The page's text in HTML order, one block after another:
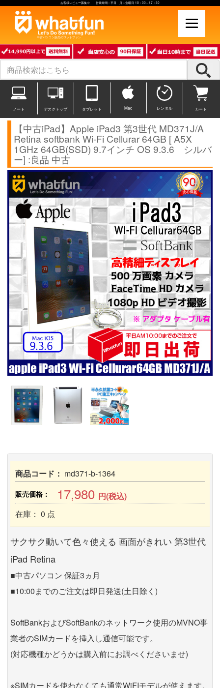
お客様レビュー募集中 営業時間：平日 月～金曜日 10：00～17：30
中古パソコン販売のワットファン
ノート デスクトップ タブレット Mac レンタル カート
【中古iPad】Apple iPad3 第3世代 MD371J/A
Retina softbank Wi-Fi Cellurar 64GB [ A5X
1GHz 64GB(SSD) 9.7インチ OS 9.3.6 シルバ
ー] :良品 中古
商品コード： md371-b-1364
販売価格： 17,980 円(税込)
在庫： 0 点
サクサク動いて色々使える 画面がきれい 第3世代
iPad Retina
■中古パソコン 保証3ヵ月
■10:00までのご注文は即日発送(土日除く)
SoftBankおよびSoftBankのネットワーク使用のMVNO事
業者のSIMカードを挿入し通信可能です。
(対応機種かどうかは購入前にお調べくださいませ)
※SIMカードを使わなくても通常WiFIモデルが使えます。